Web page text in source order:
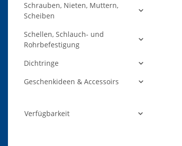
Schrauben, Nieten, Muttern,
Scheiben
Schellen, Schlauch- und
Rohrbefestigung
Dichtringe
Geschenkideen & Accessoirs
Verfügbarkeit